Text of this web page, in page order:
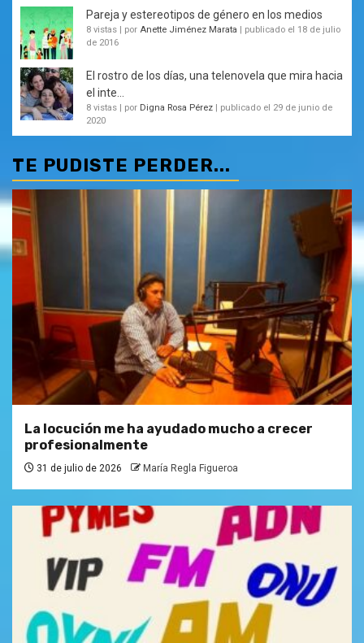
Pareja y estereotipos de género en los medios
8 vistas | por Anette Jiménez Marata | publicado el 18 de julio
de 2016
El rostro de los días, una telenovela que mira hacia
el inte...
8 vistas | por Digna Rosa Pérez | publicado el 29 de junio de
2020
TE PUDISTE PERDER...
La locución me ha ayudado mucho a crecer
profesionalmente
31 de julio de 2026 María Regla Figueroa